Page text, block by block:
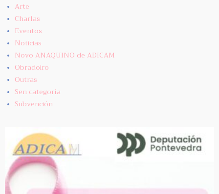
Arte
Charlas
Eventos
Noticias
Novo ANAQUIÑO de ADICAM
Obradoiro
Outras
Sen categoría
Subvención